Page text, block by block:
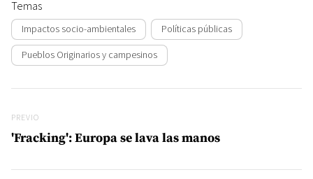
Temas
Impactos socio-ambientales Políticas públicas
Pueblos Originarios y campesinos
Previo
PREVIO
'Fracking': Europa se lava las manos